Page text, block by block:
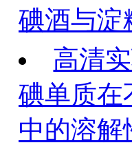
碘酒与淀
高清
碘单质在
中的溶解